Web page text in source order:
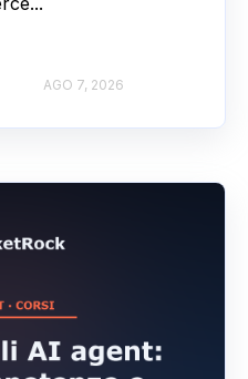
AGO 7, 2026